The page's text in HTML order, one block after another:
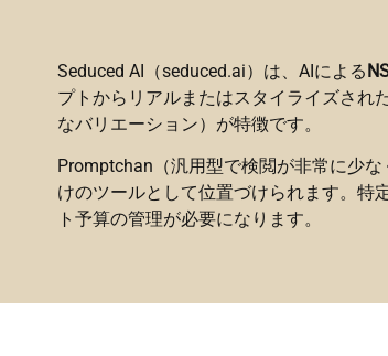
Seduced AI（seduced.ai）は、AIによる
プトからリアルまたはスタイライズされ
なバリエーション）が特徴です。
Promptchan（汎用型で検閲が非常に少
けのツールとして位置づけられます。特
ト予算の管理が必要になります。